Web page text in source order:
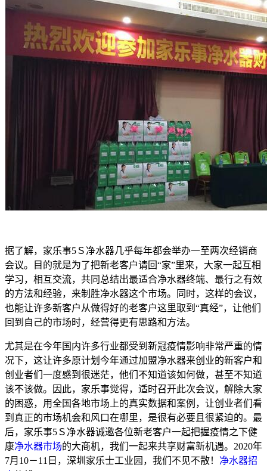
据了解，家乐事5Ｓ净水器几乎每年都会举办一至两次经销商
会议。目的就是为了把新老客户请回“家”里来，大家一起互相
学习，相互交流，共同总结出最适合净水器终端、最行之有效
的方法和经验，来制胜净水器这个市场。同时，这样的会议，
也能让许多新客户从做得好的老客户这里取到“真经”，让他们
回到自己的市场时，经营得更有思路和方法。
尤其是在今年国内许多行业都受到新冠疫情影响非常严重的情
况下，这让许多原计划今年通过加盟净水器来创业的新客户和
创业者们一度感到很迷茫，他们不知道该如何做，甚至不知道
该不该做。因此，家乐事觉得，适时召开此次会议，解除大家
的困惑，用全国各地市场上的真实数据和案例，让创业者们看
到真正的市场机会和风口在哪里，是很有必要且很紧迫的。最
后，家乐事5Ｓ净水器诚邀各位新老客户一起把握疫情之下健
康净水器市场的大商机，我们一起来共享财富新机遇。2020年
7月10－11日，深圳家乐士工业园，我们不见不散！ 净水器招